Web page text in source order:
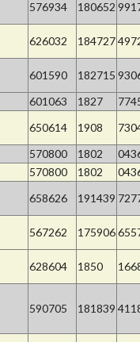
576934 180652
626032 184727
601590 182715
601063 1827
650614 1908
570800 1802
570800 1802
658626 191439
567262 175906
628604 1850
590705 181839